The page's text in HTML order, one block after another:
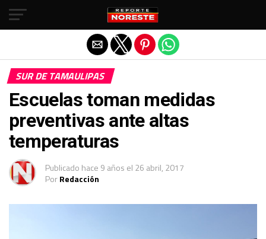
SUR DE TAMAULIPAS
Escuelas toman medidas
preventivas ante altas
temperaturas
Publicado hace 9 años el 26 abril, 2017
PorRedacción
Salir de la versión móvil